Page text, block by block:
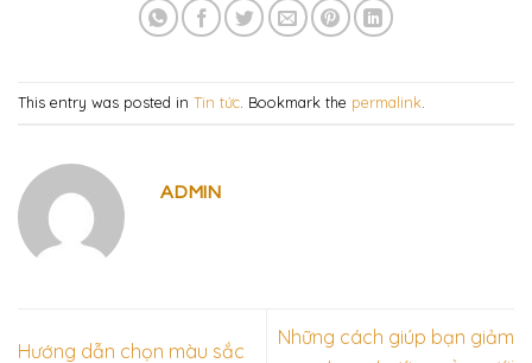
This entry was posted in Tin tức . Bookmark the permalink
ADMIN
Hướng dẫn chọn màu sắc
Những cách giúp bạn giảm